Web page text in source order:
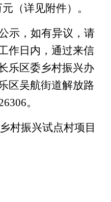
（详见附件）。
示，如有异议，请
作日内，通过来信
乐区委乡村振兴办
区吴航街道解放路
。
村振兴试点村项目